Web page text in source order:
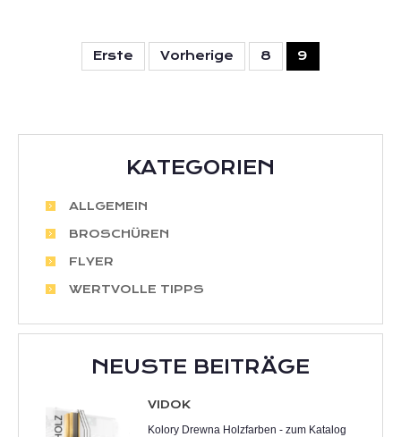
Erste Vorherige 8 9
KATEGORIEN
ALLGEMEIN
BROSCHÜREN
FLYER
WERTVOLLE TIPPS
NEUSTE BEITRÄGE
VIDOK
Kolory Drewna Holzfarben - zum Katalog